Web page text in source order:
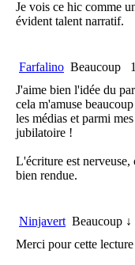
Je vois ce hic comme
évident talent narratif.
Farfalino Beaucoup
J'aime bien l'idée du
cela m'amuse
les médias et parmi
jubilatoire !
L'écriture est nerveuse,
bien rendue.
Ninjavert Beaucoup ↓
Merci pour cette